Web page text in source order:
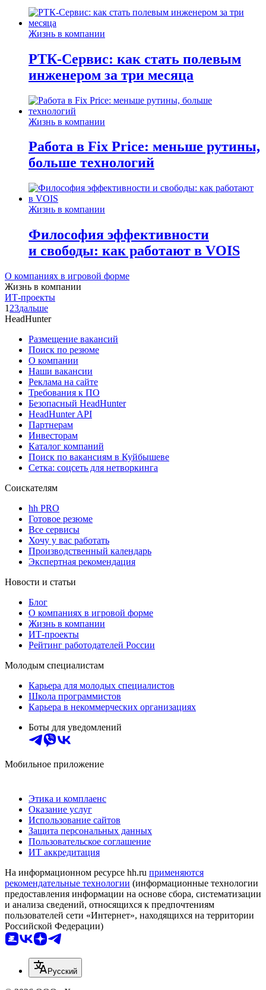
Жизнь в компании
РТК-Сервис: как стать полевым
инженером за три месяца
Жизнь в компании
Работа в Fix Price: меньше рутины,
больше технологий
Жизнь в компании
Философия эффективности
и свободы: как работают в VOIS
О компаниях в игровой форме
Жизнь в компании
ИТ-проекты
1 23дальше
HeadHunter
Размещение вакансий
Поиск по резюме
О компании
Наши вакансии
Реклама на сайте
Требования к ПО
Безопасный HeadHunter
HeadHunter API
Партнерам
Инвесторам
Каталог компаний
Поиск по вакансиям в Куйбышеве
Сетка: соцсеть для нетворкинга
Соискателям
hh PRO
Готовое резюме
Все сервисы
Хочу у вас работать
Производственный календарь
Экспертная рекомендация
Новости и статьи
Блог
О компаниях в игровой форме
Жизнь в компании
ИТ-проекты
Рейтинг работодателей России
Молодым специалистам
Карьера для молодых специалистов
Школа программистов
Карьера в некоммерческих организациях
Боты для уведомлений
Мобильное приложение
Этика и комплаенс
Оказание услуг
Использование сайтов
Защита персональных данных
Пользовательское соглашение
ИТ аккредитация
На информационном ресурсе hh.ru применяются
рекомендательные технологии (информационные технологии
предоставления информации на основе сбора, систематизации
и анализа сведений, относящихся к предпочтениям
пользователей сети «Интернет», находящихся на территории
Российской Федерации)
Русский